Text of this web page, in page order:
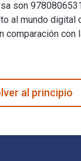
son
al mundo digital
comparación con
al principio